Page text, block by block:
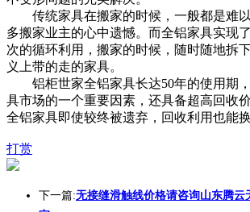
传统家具在搬家的时候，一般都是难以
多搬家业主的心中遗憾。而全铝家具实现
次的循环利用，搬家的时候，随时随地拆
义上带的走的家具。
铝柜世家全铝家具长达50年的使用期
具市场的一个重要因素，还具备超高回收价
全铝家具即使较终被遗弃，回收利用也能换
打赏
下一篇:无接缝滑触线价格请咨询山东腾云